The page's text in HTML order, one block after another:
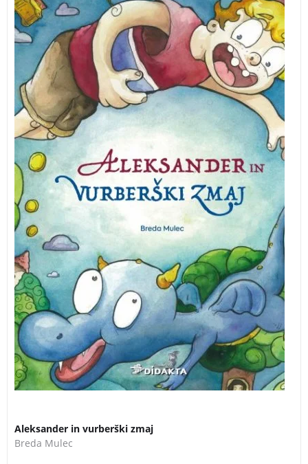
Slikanica, ki oživlja ustno izročilo starih legend in
pripovedk.
Aleksander in vurberški zmaj
Breda Mulec